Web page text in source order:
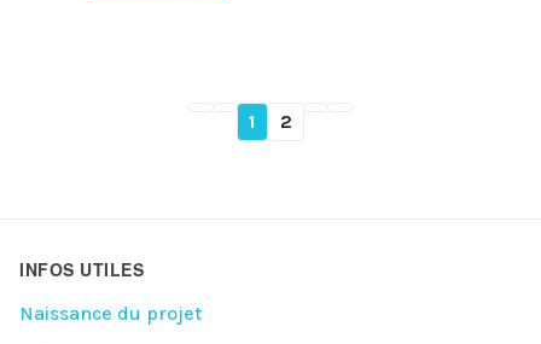
1 2
INFOS UTILES
Naissance du projet